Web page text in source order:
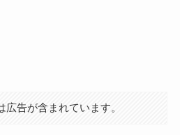
告が含まれています。